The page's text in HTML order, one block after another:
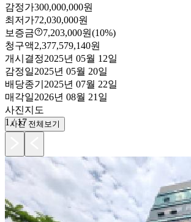
감정가300,000,000원
최저가72,030,000원
보증금
7,203,000원(10%)
청구액2,377,579,140원
개시결정2025년 05월 12일
감정일2025년 05월 20일
배당종기 2025년 07월 22일
매각일2026년 08월 21일
사진지도
1 /17
사진 전체보기